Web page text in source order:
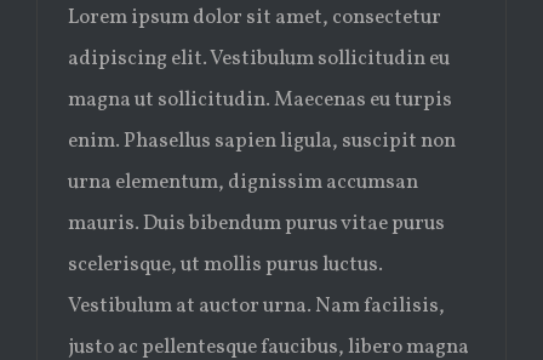
Lorem ipsum dolor sit amet, consectetur
adipiscing elit. Vestibulum sollicitudin eu
magna ut sollicitudin. Maecenas eu turpis
enim. Phasellus sapien ligula, suscipit non
urna elementum, dignissim accumsan
mauris. Duis bibendum purus vitae purus
scelerisque, ut mollis purus luctus.
Vestibulum at auctor urna. Nam facilisis,
justo ac pellentesque faucibus, libero magna